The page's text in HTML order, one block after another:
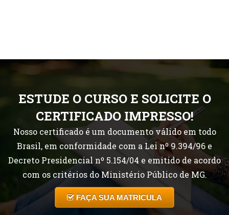
ESTUDE O CURSO E SOLICITE O
CERTIFICADO IMPRESSO!
Nosso certificado é um documento válido em todo
Brasil, em conformidade com a Lei nº 9.394/96 e
Decreto Presidencial nº 5.154/04 e emitido de acordo
com os critérios do Ministério Público de MG.
FAÇA SUA MATRICULA